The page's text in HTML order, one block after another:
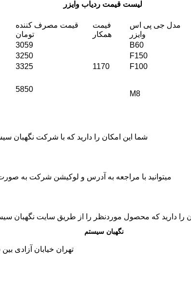
قیمت مصرف کننده
تومان
فیمت
همکار
مدل جی پی اس
وایزر
3059
B60
3250
F150
3325
1170 F100
5850
M8
شما این امکان را دارید که با شرکت نگهبان
میتوانید با مراجعه به آدرس و لوکیشن شرکت به
را دارید که محصول موردنظر را از طریق سایت نگهبان
نگهبان سیستم
تهران خیابان آزادی بین